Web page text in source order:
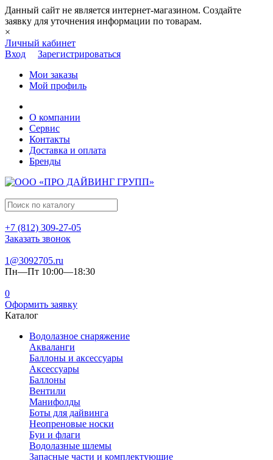
Данный сайт не является интернет-магазином. Создайте
заявку для уточнения информации по товарам.
×
Личный кабинет
Вход
Зарегистрироваться
Мои заказы
Мой профиль
О компании
Сервис
Контакты
Доставка и оплата
Бренды
+7 (812) 309-27-05
Заказать звонок
1@3092705.ru
Пн—Пт 10:00—18:30
0
Оформить заявку
Каталог
Водолазное снаряжение
Акваланги
Баллоны и аксессуары
Аксессуары
Баллоны
Вентили
Манифолды
Боты для дайвинга
Неопреновые носки
Буи и флаги
Водолазные шлемы
Запасные части и комплектующие